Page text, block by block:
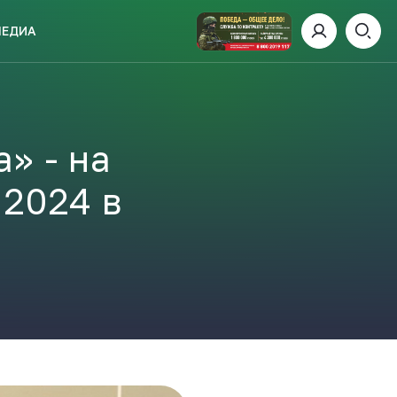
ИСКАТЬ
- на
в